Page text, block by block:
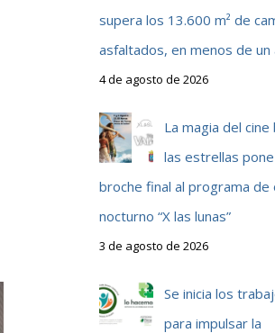
supera los 13.600 m² de
asfaltados, en menos de un
4 de agosto de 2026
La magia del cine
las estrellas
broche final al programa de
nocturno “X las lunas”
3 de agosto de 2026
Se inicia los
para impulsar la